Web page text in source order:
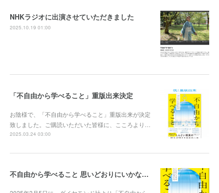
NHKラジオに出演させていただきました
2025.10.19 01:00
「不自由から学べること」重版出来決定
お陰様で、「不自由から学べること」重版出来が決定
致しました。ご購読いただいた皆様に、こころより…
2025.03.24 03:00
不自由から学べること 思いどおりにいかない人生がスッとラクになる33の考え方 出版